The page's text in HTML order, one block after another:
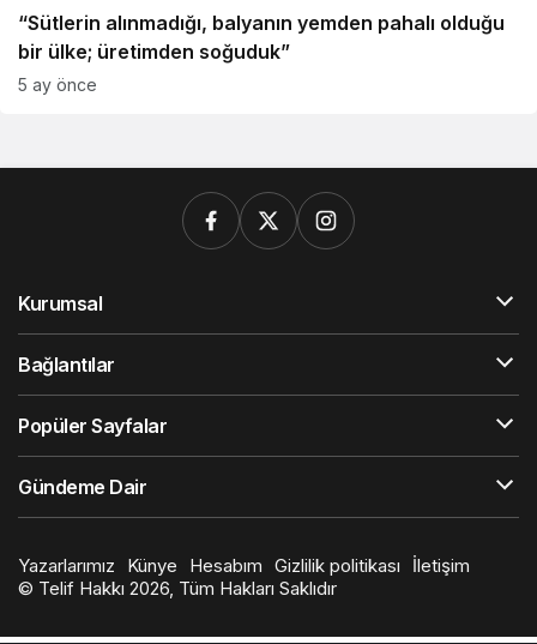
“Sütlerin alınmadığı, balyanın yemden pahalı olduğu
bir ülke; üretimden soğuduk”
5 ay önce
Kurumsal
Bağlantılar
Popüler Sayfalar
Gündeme Dair
Yazarlarımız Künye Hesabım Gizlilik politikası
İletişim
© Telif Hakkı 2026, Tüm Hakları Saklıdır